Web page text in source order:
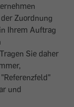
Zuordnung
Ihrem Auftrag
Sie daher
und